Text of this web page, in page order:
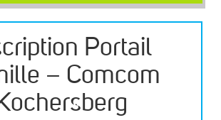
Portail
– Comcom